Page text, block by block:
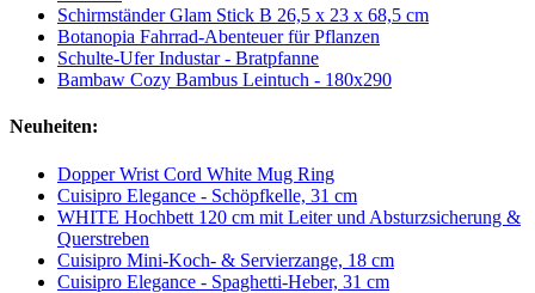
Schirmständer Glam Stick B 26,5 x 23 x 68,5 cm
Botanopia Fahrrad-Abenteuer für Pflanzen
Schulte-Ufer Industar - Bratpfanne
Bambaw Cozy Bambus Leintuch - 180x290
Neuheiten:
Dopper Wrist Cord White Mug Ring
Cuisipro Elegance - Schöpfkelle, 31 cm
WHITE Hochbett 120 cm mit Leiter und Absturzsicherung &
Querstreben
Cuisipro Mini-Koch- & Servierzange, 18 cm
Cuisipro Elegance - Spaghetti-Heber, 31 cm